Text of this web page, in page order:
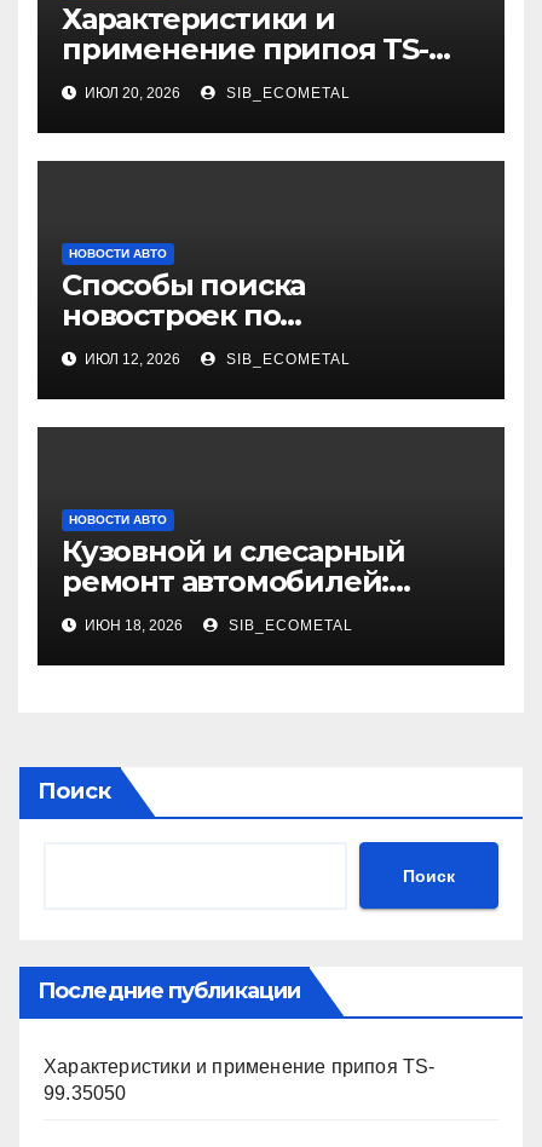
Характеристики и
применение припоя TS-
99.35050
ИЮЛ 20, 2026 SIB_ECOMETAL
НОВОСТИ АВТО
Способы поиска
новостроек по
индивидуальным
параметрам
ИЮЛ 12, 2026 SIB_ECOMETAL
НОВОСТИ АВТО
Кузовной и слесарный
ремонт автомобилей:
использование
оригинальных запчастей и
сроки выполнения
ИЮН 18, 2026 SIB_ECOMETAL
Поиск
Поиск
Последние публикации
Характеристики и применение припоя TS-
99.35050